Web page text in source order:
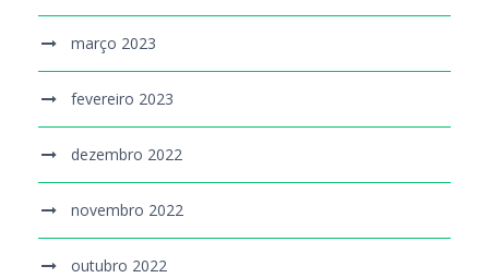
março 2023
fevereiro 2023
dezembro 2022
novembro 2022
outubro 2022